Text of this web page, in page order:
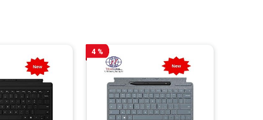
4 %